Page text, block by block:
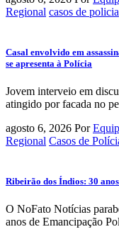
Regional casos de policia
Casal envolvido em
se apresenta à Polícia
Jovem interveio em
atingido por facada no
agosto 6, 2026 Por
Regional Casos de
Ribeirão dos Índios: 30
O NoFato Notícias
anos de Emancipação